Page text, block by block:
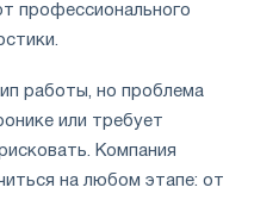
профессионального
работы, но проблема
или требует
Компания
на любом этапе: от